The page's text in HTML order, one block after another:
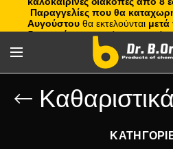
Παραγγελίες που θα
Αυγούστου θα εκτελούνται
διακοπών, με σειρά